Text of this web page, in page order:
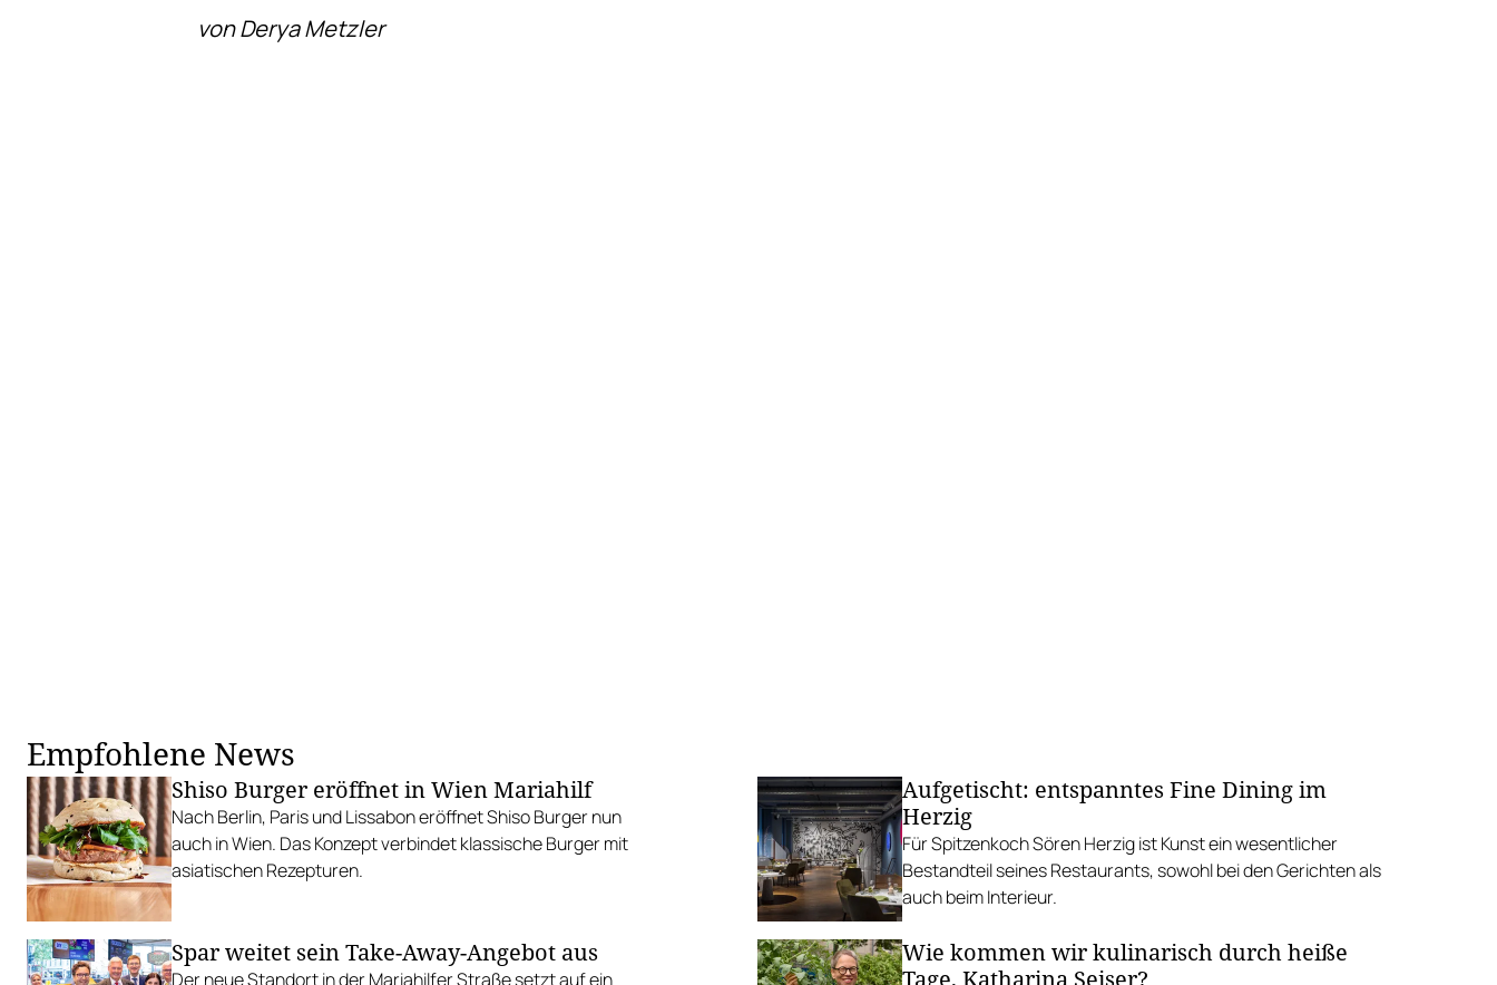
von Derya Metzler
Empfohlene News
Shiso Burger eröffnet in Wien Mariahilf
Nach Berlin, Paris und Lissabon eröffnet Shiso Burger nun
auch in Wien. Das Konzept verbindet klassische Burger mit
asiatischen Rezepturen.
Aufgetischt: entspanntes Fine Dining im
Herzig
Für Spitzenkoch Sören Herzig ist Kunst ein wesentlicher
Bestandteil seines Restaurants, sowohl bei den Gerichten als
auch beim Interieur.
Spar weitet sein Take-Away-Angebot aus
Der neue Standort in der Mariahilfer Straße setzt auf ein
Wie kommen wir kulinarisch durch heiße
Tage, Katharina Seiser?